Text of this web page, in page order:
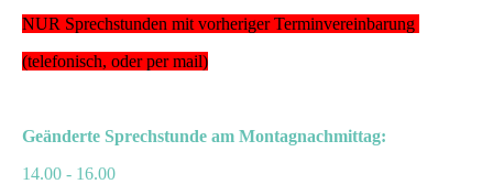
NUR Sprechstunden mit vorheriger Terminvereinbarung
(telefonisch, oder per mail)
Geänderte Sprechstunde am Montagnachmittag:
14.00 - 16.00